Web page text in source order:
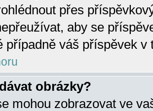
přes
aby se
případně váš příspěvek v
obrázky?
mohou zobrazovat ve